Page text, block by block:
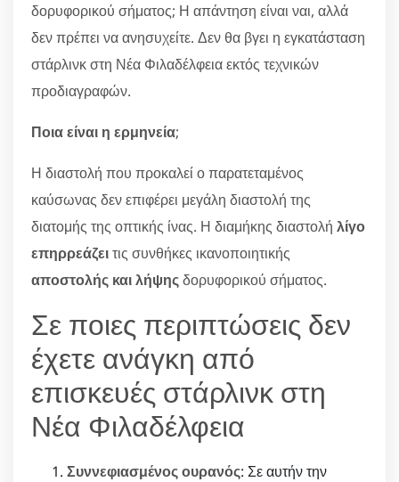
δορυφορικού σήματος; Η απάντηση είναι ναι, αλλά
δεν πρέπει να ανησυχείτε. Δεν θα βγει η εγκατάσταση
στάρλινκ στη Νέα Φιλαδέλφεια εκτός τεχνικών
προδιαγραφών.
Ποια είναι η ερμηνεία;
Η διαστολή που προκαλεί ο παρατεταμένος
καύσωνας δεν επιφέρει μεγάλη διαστολή της
διατομής της οπτικής ίνας. Η διαμήκης διαστολή λίγο
επηρρεάζειτις συνθήκες ικανοποιητικής
αποστολής και λήψηςδορυφορικού σήματος.
Σε ποιες περιπτώσεις δεν
έχετε ανάγκη από
επισκευές στάρλινκ στη
Νέα Φιλαδέλφεια
Συννεφιασμένος ουρανός: Σε αυτήν την